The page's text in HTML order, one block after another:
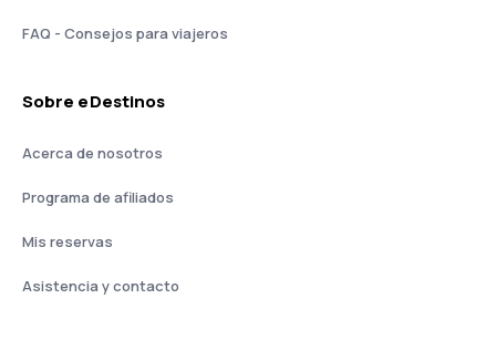
FAQ - Consejos para viajeros
Sobre eDestinos
Acerca de nosotros
Programa de afiliados
Mis reservas
Asistencia y contacto